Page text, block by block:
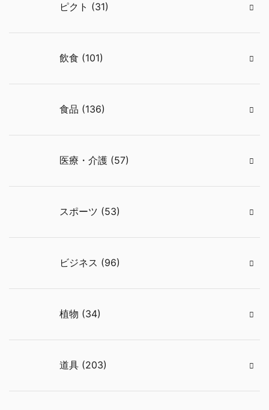
ピクト (31)
飲食 (101)
食品 (136)
医療・介護 (57)
スポーツ (53)
ビジネス (96)
植物 (34)
道具 (203)